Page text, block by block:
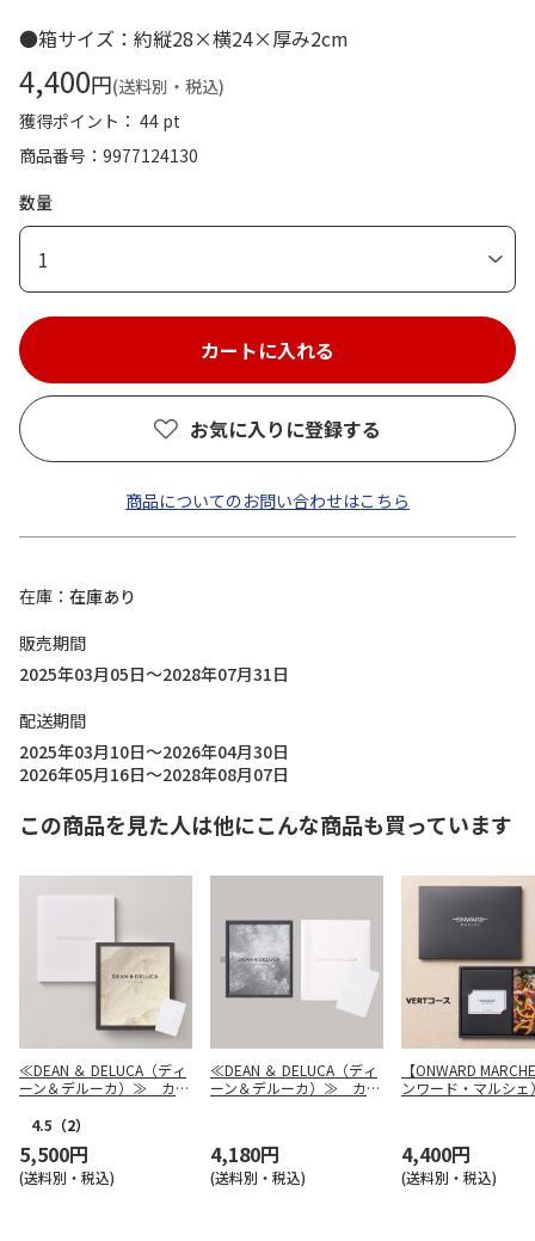
●箱サイズ：約縦28×横24×厚み2cm
4,400円(送料別・税込)
獲得ポイント： 44 pt
商品番号
9977124130
数量
1
お気に入りに登録する
商品についてのお問い合わせはこちら
在庫
在庫あり
販売期間
2025年03月05日～2028年07月31日
配送期間
2025年03月10日～2026年04月30日
2026年05月16日～2028年08月07日
この商品を見た人は他にこんな商品も買っています
≪DEAN ＆ DELUCA（ディ
ーン＆デルーカ）≫ カタ
プ) IVORY（アイボリ
4.5 （2）
5,500円
(送料別・税込)
≪DEAN ＆ DELUCA（ディ
ーン＆デルーカ）≫ カタ
4,180円
(送料別・税込)
【ONWARD
ンワード・マルシ
4,400円
(送料別・税込)